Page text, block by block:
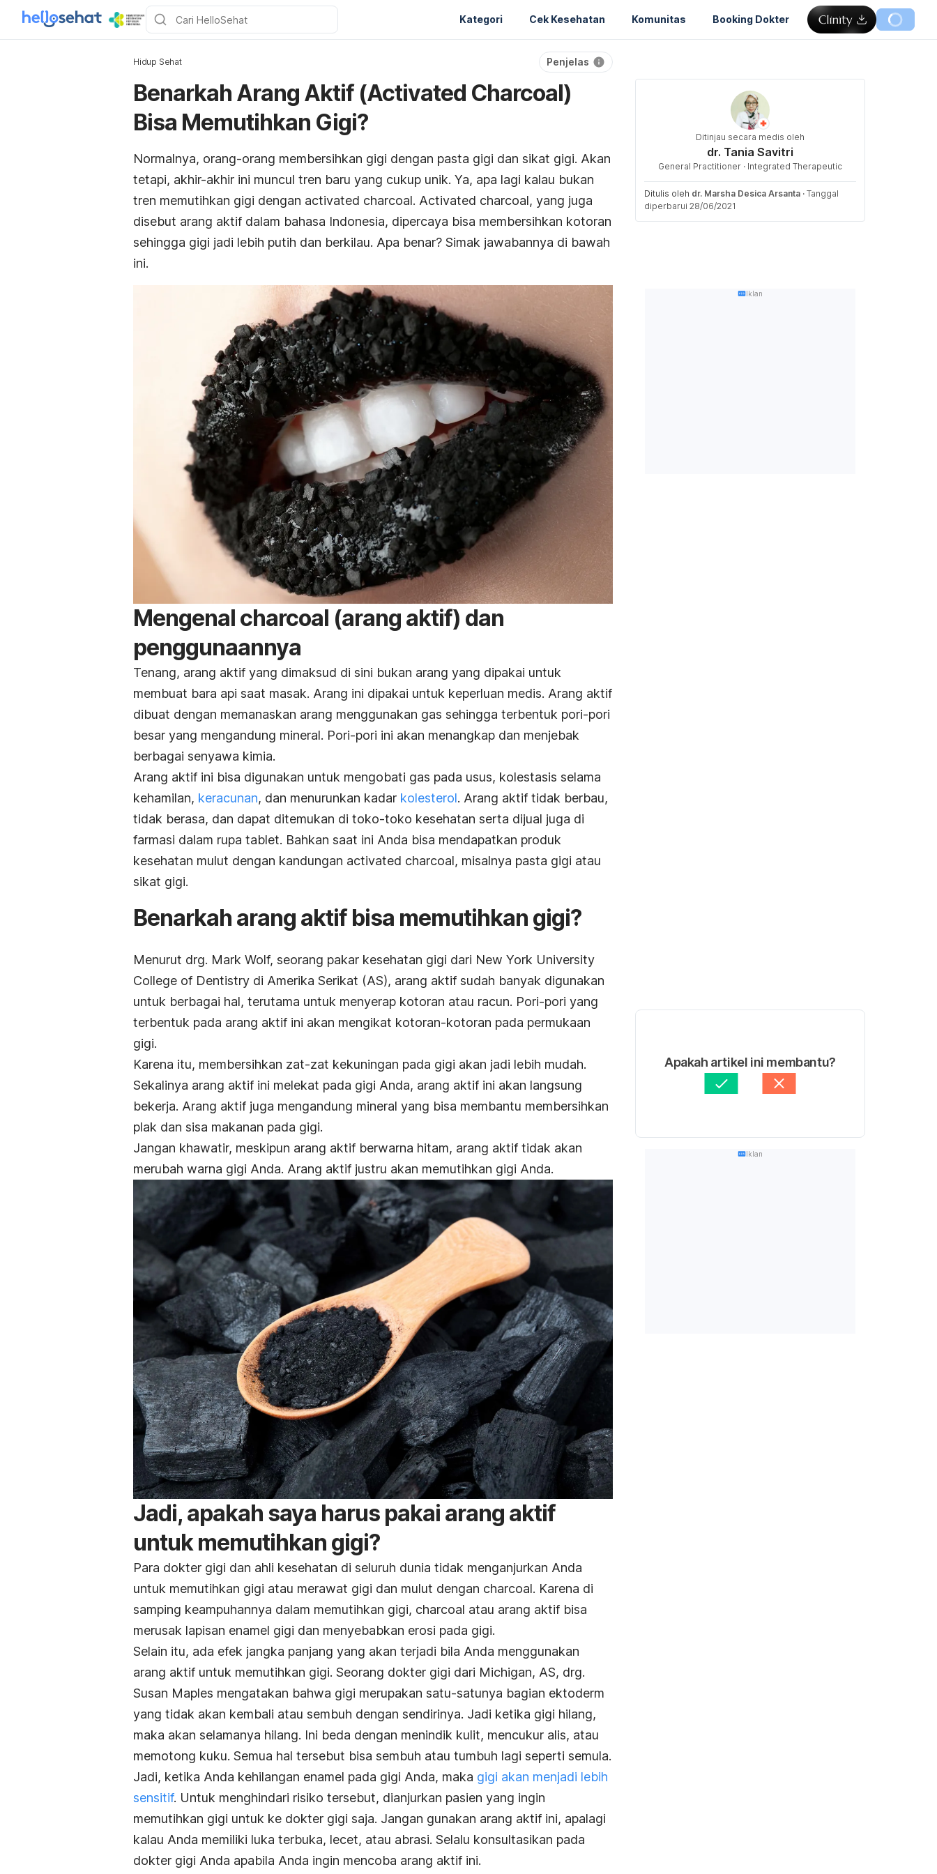
Kategori Cek Kesehatan Komunitas Booking Dokter
Hidup Sehat Penjelas
Benarkah Arang Aktif (Activated Charcoal)
Bisa Memutihkan Gigi?
Normalnya, orang-orang membersihkan gigi dengan pasta gigi dan sikat gigi. Akan
tetapi, akhir-akhir ini muncul tren baru yang cukup unik. Ya, apa lagi kalau bukan
tren memutihkan gigi dengan activated charcoal. Activated charcoal, yang juga
disebut arang aktif dalam bahasa Indonesia, dipercaya bisa membersihkan kotoran
sehingga gigi jadi lebih putih dan berkilau. Apa benar? Simak jawabannya di bawah
ini.
Mengenal charcoal (arang aktif) dan
penggunaannya
Tenang, arang aktif yang dimaksud di sini bukan arang yang dipakai untuk
membuat bara api saat masak. Arang ini dipakai untuk keperluan medis. Arang aktif
dibuat dengan memanaskan arang menggunakan gas sehingga terbentuk pori-pori
besar yang mengandung mineral. Pori-pori ini akan menangkap dan menjebak
berbagai senyawa kimia.
Arang aktif ini bisa digunakan untuk mengobati gas pada usus, kolestasis selama
kehamilan, keracunan, dan menurunkan kadar kolesterol. Arang aktif tidak berbau,
tidak berasa, dan dapat ditemukan di toko-toko kesehatan serta dijual juga di
farmasi dalam rupa tablet. Bahkan saat ini Anda bisa mendapatkan produk
kesehatan mulut dengan kandungan activated charcoal, misalnya pasta gigi atau
sikat gigi.
Benarkah arang aktif bisa memutihkan gigi?
Menurut drg. Mark Wolf, seorang pakar kesehatan gigi dari New York University
College of Dentistry di Amerika Serikat (AS), arang aktif sudah banyak digunakan
untuk berbagai hal, terutama untuk menyerap kotoran atau racun. Pori-pori yang
terbentuk pada arang aktif ini akan mengikat kotoran-kotoran pada permukaan
gigi.
Karena itu, membersihkan zat-zat kekuningan pada gigi akan jadi lebih mudah.
Sekalinya arang aktif ini melekat pada gigi Anda, arang aktif ini akan langsung
bekerja. Arang aktif juga mengandung mineral yang bisa membantu membersihkan
plak dan sisa makanan pada gigi.
Jangan khawatir, meskipun arang aktif berwarna hitam, arang aktif tidak akan
merubah warna gigi Anda. Arang aktif justru akan memutihkan gigi Anda.
Jadi, apakah saya harus pakai arang aktif
untuk memutihkan gigi?
Para dokter gigi dan ahli kesehatan di seluruh dunia tidak menganjurkan Anda
untuk memutihkan gigi atau merawat gigi dan mulut dengan charcoal. Karena di
samping keampuhannya dalam memutihkan gigi, charcoal atau arang aktif bisa
merusak lapisan enamel gigi dan menyebabkan erosi pada gigi.
Selain itu, ada efek jangka panjang yang akan terjadi bila Anda menggunakan
arang aktif untuk memutihkan gigi. Seorang dokter gigi dari Michigan, AS, drg.
Susan Maples mengatakan bahwa gigi merupakan satu-satunya bagian ektoderm
yang tidak akan kembali atau sembuh dengan sendirinya. Jadi ketika gigi hilang,
maka akan selamanya hilang. Ini beda dengan menindik kulit, mencukur alis, atau
memotong kuku. Semua hal tersebut bisa sembuh atau tumbuh lagi seperti semula.
Jadi, ketika Anda kehilangan enamel pada gigi Anda, maka gigi akan menjadi lebih
sensitif. Untuk menghindari risiko tersebut, dianjurkan pasien yang ingin
memutihkan gigi untuk ke dokter gigi saja. Jangan gunakan arang aktif ini, apalagi
kalau Anda memiliki luka terbuka, lecet, atau abrasi. Selalu konsultasikan pada
dokter gigi Anda apabila Anda ingin mencoba arang aktif ini.
Ditinjau secara medis oleh
dr. Tania Savitri
General Practitioner · Integrated Therapeutic
Ditulis oleh dr. Marsha Desica Arsanta · Tanggal
diperbarui 28/06/2021
Iklan
Apakah artikel ini membantu?
Iklan